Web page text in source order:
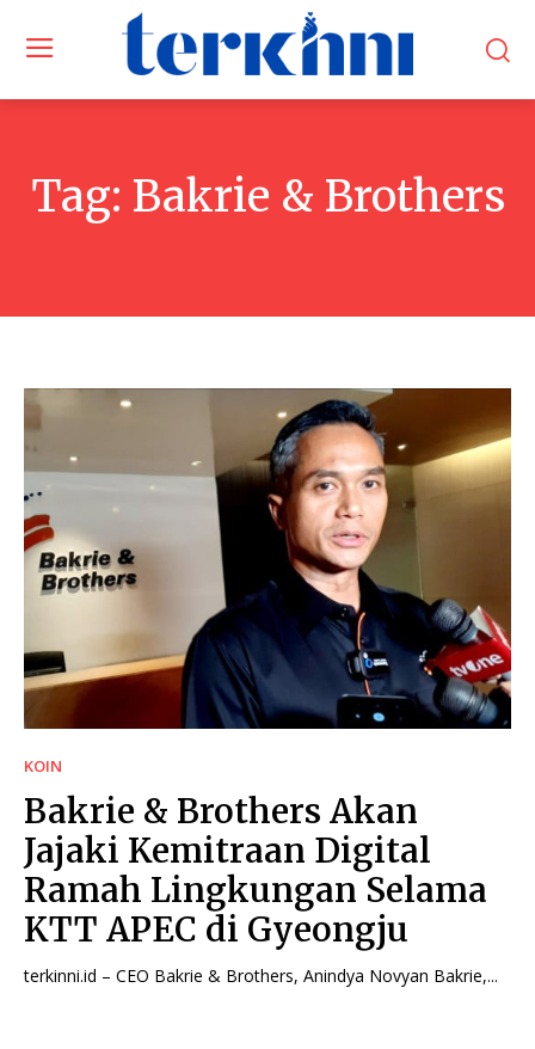
Tag: Bakrie & Brothers
KOIN
Bakrie & Brothers Akan
Jajaki Kemitraan Digital
Ramah Lingkungan Selama
KTT APEC di Gyeongju
terkinni.id – CEO Bakrie & Brothers, Anindya Novyan Bakrie,...